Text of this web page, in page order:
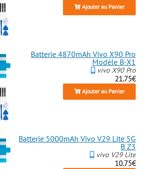
Ajouter au Panier
Batterie 4870mAh Vivo X90 Pro
Modèle B-X1
vivo X90 Pro
21.75€
Ajouter au Panier
Batterie 5000mAh Vivo V29 Lite 5G
B Z3
vivo V29 Lite
10.75€